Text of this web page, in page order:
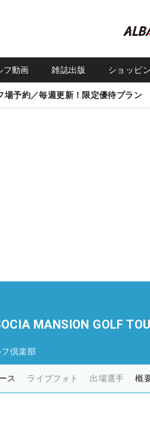
フ動画 雑誌出版 ショッピ
場予約／毎週更新！限定優待プラン
MANSION GOLF
倶楽部
ス ライブフォト 出場選手 概